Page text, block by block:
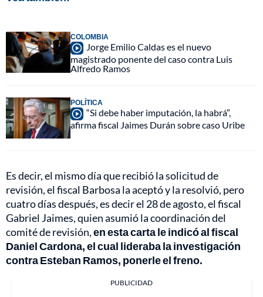
COLOMBIA
Jorge Emilio Caldas es el nuevo
magistrado ponente del caso contra Luis
Alfredo Ramos
POLÍTICA
“Si debe haber imputación, la habrá”,
afirma fiscal Jaimes Durán sobre caso Uribe
Es decir, el mismo día que recibió la solicitud de
revisión, el fiscal Barbosa la aceptó y la resolvió, pero
cuatro días después, es decir el 28 de agosto, el fiscal
Gabriel Jaimes, quien asumió la coordinación del
comité de revisión,en esta carta le indicó al fiscal
Daniel Cardona, el cual lideraba la investigación
contra Esteban Ramos, ponerle el freno.
PUBLICIDAD